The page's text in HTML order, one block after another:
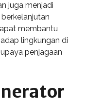
juga menjadi
membantu
lingkungan di
penjagaan